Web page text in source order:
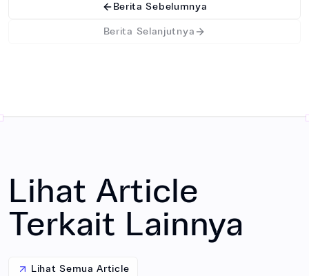
Berita Sebelumnya
Berita Selanjutnya
Lihat Article
Terkait Lainnya
Lihat Semua Article